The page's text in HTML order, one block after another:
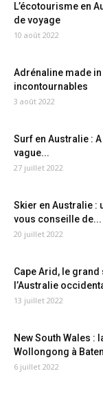
L’écotourisme en
de voyage
10 août 2022
Adrénaline made
incontournables
3 août 2022
Surf en Australie :
vague...
27 juillet 2022
Skier en Australie :
vous conseille de...
20 juillet 2022
Cape Arid, le
l’Australie
13 juillet 2022
New South Wales :
Wollongong à
6 juillet 2022